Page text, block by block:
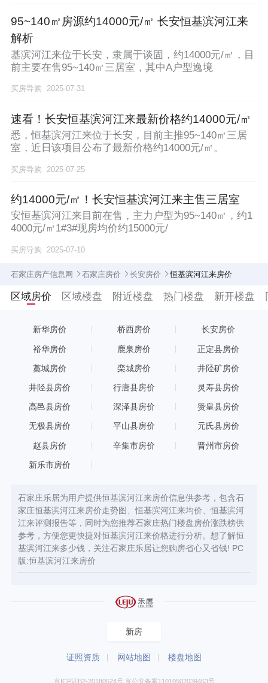
95~140㎡房源约14000元/㎡ 长安恒基滨河江来
解析
基滨河江来位于长安，隶属于谈固，约14000元/㎡，目
前主要在售95~140㎡三居室，其中A户型逸境
买房导购 2025-07-31
速看！长安恒基滨河江来最新价格约14000元/㎡
悉，恒基滨河江来位于长安，目前主推95~140㎡三居
室，近日该项目公布了最新价格约14000元/㎡。
买房导购 2025-07-25
约14000元/㎡！长安恒基滨河江来主售三居室
安恒基滨河江来目前在售，主力户型为95~140㎡，约1
4000元/㎡1#3#现房均价约15000元/
买房导购 2025-07-10
石家庄房产信息网 石家庄房价 长安房价 恒基滨河江来房价
区域房价 区域楼盘 附近楼盘 热门楼盘 新开楼盘
新华房价 桥西房价 长安房价
裕华房价 鹿泉房价 正定县房价
藁城房价 栾城房价 井陉矿房价
井陉县房价 行唐县房价 灵寿县房价
高邑县房价 深泽县房价 赞皇县房价
无极县房价 平山县房价 元氏县房价
赵县房价 辛集市房价 晋州市房价
新乐市房价
石家庄乐居为用户提供恒基滨河江来房价信息供参考，包含石
家庄恒基滨河江来房价走势图、恒基滨河江来均价、恒基滨河
江来评测报告等，同时为您推荐石家庄热门楼盘房价涨跌榜供
参考，方便您更快捷对恒基滨河江来价格进行分析。想了解恒
基滨河江来多少钱，关注石家庄乐居让您购房省心又省钱! PC
版:恒基滨河江来房价
新房
证照资质 网站地图 楼盘地图
京ICP证B2-20180524号 京公安备案11010502039463号